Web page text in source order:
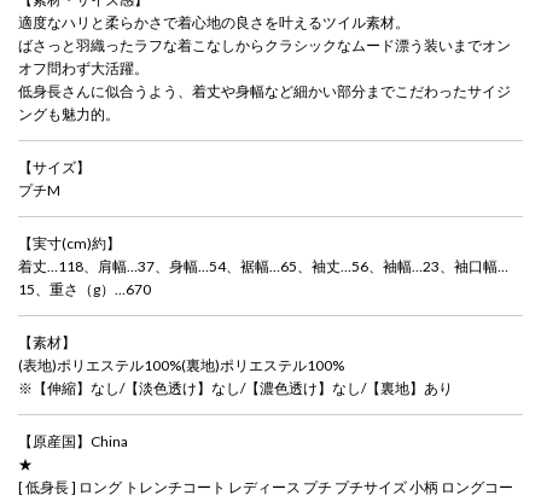
適度なハリと柔らかさで着心地の良さを叶えるツイル素材。
ばさっと羽織ったラフな着こなしからクラシックなムード漂う装いまでオン
オフ問わず大活躍。
低身長さんに似合うよう、着丈や身幅など細かい部分までこだわったサイジ
ングも魅力的。
【サイズ】
プチM
【実寸(cm)約】
着丈…118、肩幅…37、身幅…54、裾幅…65、袖丈…56、袖幅…23、袖口幅…
15、重さ（g）…670
【素材】
(表地)ポリエステル100%(裏地)ポリエステル100%
※【伸縮】なし/【淡色透け】なし/【濃色透け】なし/【裏地】あり
【原産国】China
★
[ 低身長 ] ロング トレンチコート レディース プチ プチサイズ 小柄 ロングコー